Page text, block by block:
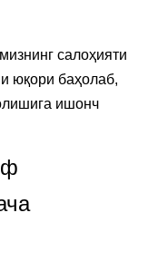
салоҳияти
юқори баҳолаб,
ишонч